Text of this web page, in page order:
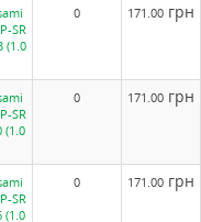
SR
(1.0
0 171.00 грн
SR
(1.0
0 171.00 грн
SR
(1.0
0 171.00 грн